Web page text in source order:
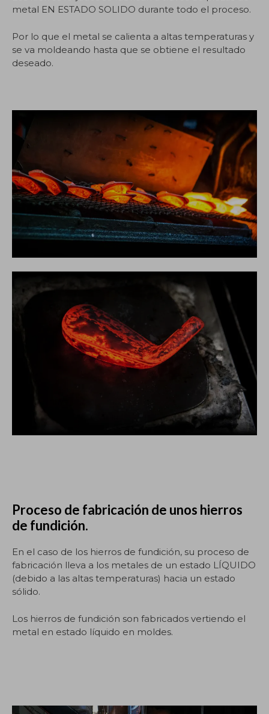
metal EN ESTADO SOLIDO durante todo el proceso.
Por lo que el metal se calienta a altas temperaturas y
se va moldeando hasta que se obtiene el resultado
deseado.
Proceso de fabricación de unos hierros
de fundición.
En el caso de los hierros de fundición, su proceso de
fabricación lleva a los metales de un estado LÍQUIDO
(debido a las altas temperaturas) hacia un estado
sólido.
Los hierros de fundición son fabricados vertiendo el
metal en estado líquido en moldes.